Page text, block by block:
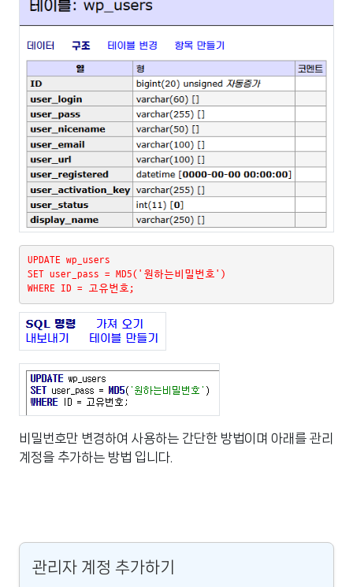
UPDATE wp_users
SET user_pass = MD5('원하는비밀번호')
WHERE ID = 고유번호;
비밀번호만 변경하여 사용하는 간단한 방법이며 아래를 관리
계정을 추가하는 방법 입니다.
관리자 계정 추가하기